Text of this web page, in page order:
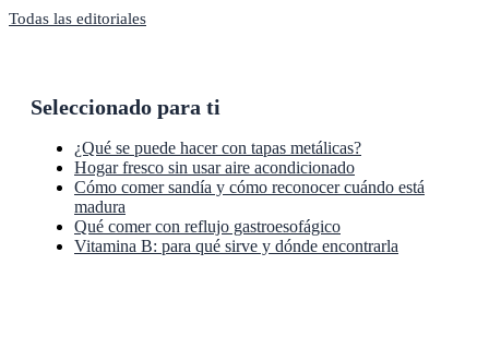
Todas las editoriales
Seleccionado para ti
¿Qué se puede hacer con tapas metálicas?
Hogar fresco sin usar aire acondicionado
Cómo comer sandía y cómo reconocer cuándo está
madura
Qué comer con reflujo gastroesofágico
Vitamina B: para qué sirve y dónde encontrarla